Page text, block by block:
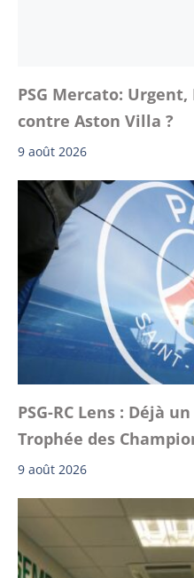
PSG Mercato:
contre Aston Villa ?
9 août 2026
PSG-RC Lens : Déjà
Trophée des
9 août 2026